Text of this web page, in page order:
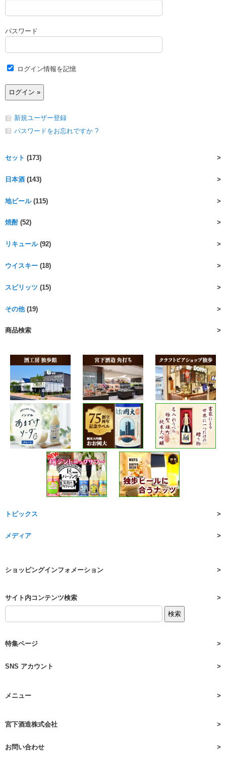
パスワード
ログイン情報を記憶
新規ユーザー登録
パスワードをお忘れですか ?
セット (173)
日本酒 (143)
地ビール(115)
焼酎(52)
リキュール(92)
ウイスキー (18)
スピリッツ (15)
その他(19)
商品検索
トピックス
メディア
ショッピングインフォメーション
サイト内コンテンツ検索
特集ページ
SNS アカウント
メニュー
宮下酒造株式会社
お問い合わせ